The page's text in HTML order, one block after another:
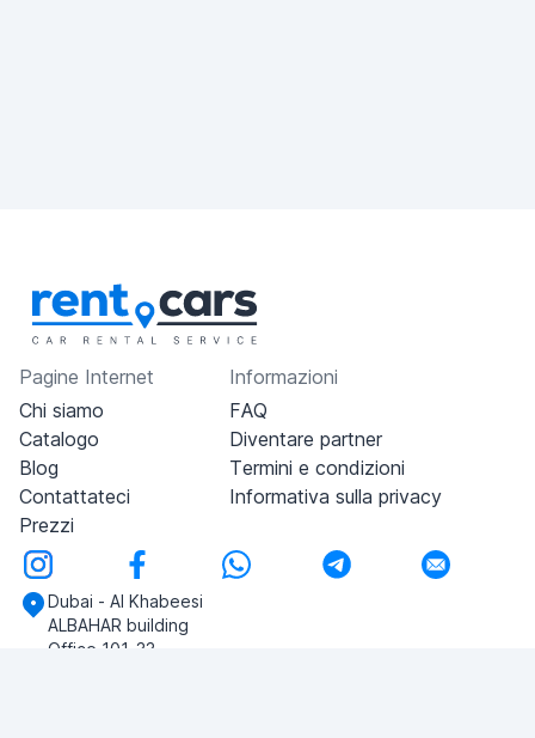
Pagine Internet
Chi siamo
Catalogo
Blog
Contattateci
Prezzi
Informazioni
FAQ
Diventare partner
Termini e condizioni
Informativa sulla privacy
Dubai - Al Khabeesi
ALBAHAR building
Office 101-33